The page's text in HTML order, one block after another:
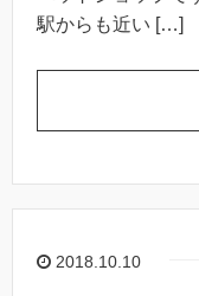
駅からも近い […]
2018.10.10